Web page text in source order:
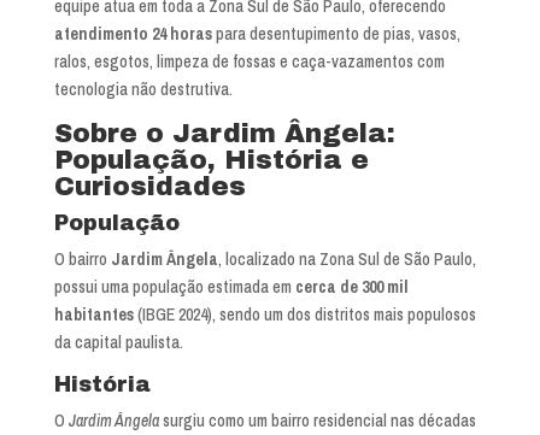
equipe atua em toda a Zona Sul de São Paulo, oferecendo
atendimento 24 horaspara desentupimento de pias, vasos,
ralos, esgotos, limpeza de fossas e caça-vazamentos com
tecnologia não destrutiva.
Sobre o Jardim Ângela:
População, História e
Curiosidades
População
O bairro Jardim Ângela, localizado na Zona Sul de São Paulo,
possui uma população estimada em cerca de 300 mil
habitantes(IBGE 2024), sendo um dos distritos mais populosos
da capital paulista.
História
O Jardim Ângelasurgiu como um bairro residencial nas décadas